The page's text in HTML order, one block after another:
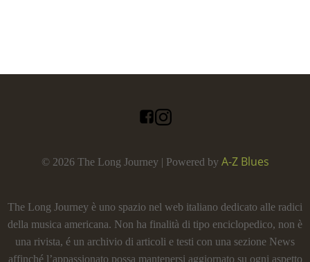
© 2026 The Long Journey | Powered by A-Z Blues
The Long Journey è uno spazio nel web italiano dedicato alle radici
della musica americana. Non ha finalità di tipo enciclopedico, non è
una rivista, é un archivio di articoli e testi con una sezione News
affinché l’appassionato possa mantenersi aggiornato su ogni aspetto